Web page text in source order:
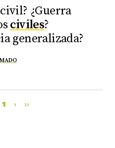
¿Guerra
civiles?
generalizada?
1 › ››